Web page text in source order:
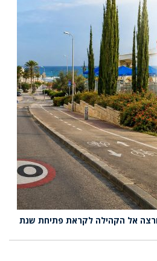
אל הקהילה לקראת פתיחת שנת